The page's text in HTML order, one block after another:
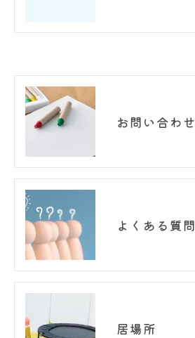
お問い合わせ
よくある質問
居場所